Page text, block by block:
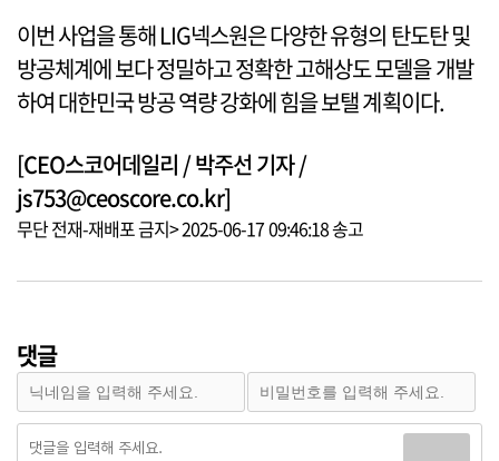
이번 사업을 통해 LIG넥스원은 다양한 유형의 탄도탄 및
방공체계에 보다 정밀하고 정확한 고해상도 모델을 개발
하여 대한민국 방공 역량 강화에 힘을 보탤 계획이다.
[CEO스코어데일리 / 박주선 기자 /
js753@ceoscore.co.kr]
무단 전재-재배포 금지> 2025-06-17 09:46:18 송고
댓글